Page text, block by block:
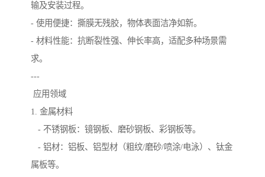
输及安装过程。
- 使用便捷：撕膜无残胶，物体表面洁净如新。
- 材料性能：抗断裂性强、伸长率高，适配多种场景需
求。
---
应用领域
1. 金属材料
- 不锈钢板：镜钢板、磨砂钢板、彩钢板等。
- 铝材：铝板、铝型材（粗纹/磨砂/喷涂/电泳）、钛金
属板等。